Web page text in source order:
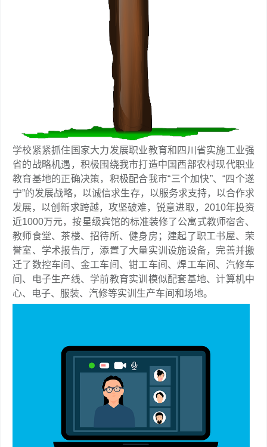
学校紧紧抓住国家大力发展职业教育和四川省实施工业强
省的战略机遇，积极围绕我市打造中国西部农村现代职业
教育基地的正确决策，积极配合我市“三个加快”、“四个遂
宁”的发展战略，以诚信求生存，以服务求支持，以合作求
发展，以创新求跨越，攻坚破难，锐意进取，2010年投资
近1000万元，按星级宾馆的标准装修了公寓式教师宿舍、
教师食堂、茶楼、招待所、健身房；建起了职工书屋、荣
誉室、学术报告厅，添置了大量实训设施设备，完善并搬
迁了数控车间、金工车间、钳工车间、焊工车间、汽修车
间、电子生产线、学前教育实训模似配套基地、计算机中
心、电子、服装、汽修等实训生产车间和场地。